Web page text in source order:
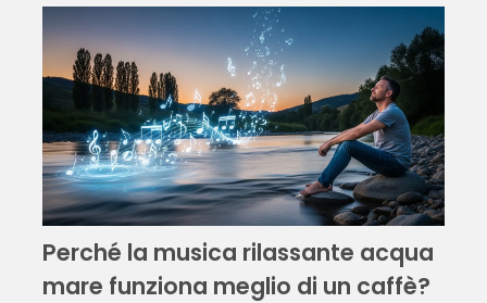
Perché la musica rilassante acqua
mare funziona meglio di un caffè?